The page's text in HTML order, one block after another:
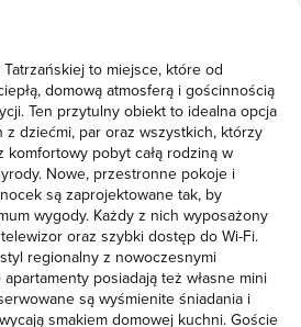
lgnął to pań jak do babć :) w Ceprówce
plac zabaw, konsola Xbox, pingpong
można szaleć na dworze przed
ładne. Jeśli się nie mylę każdy z
rano czekało na nas śniadanie,
kiedy tylko chcieliśmy. A okolica jest
są karczmy, sklepy. Z pewnością
to miejsce. Dziękujemy i pozdrawiamy,
Tatrzańskiej to miejsce, które od
domową atmosferą i gościnnością
Ten przytulny obiekt to idealna opcja
dziećmi, par oraz wszystkich, którzy
pobyt całą rodziną w
Nowe, przestronne pokoje i
są zaprojektowane tak, by
wygody. Każdy z nich wyposażony
oraz szybki dostęp do Wi-Fi.
regionalny z nowoczesnymi
posiadają też własne mini
są wyśmienite śniadania i
smakiem domowej kuchni. Goście